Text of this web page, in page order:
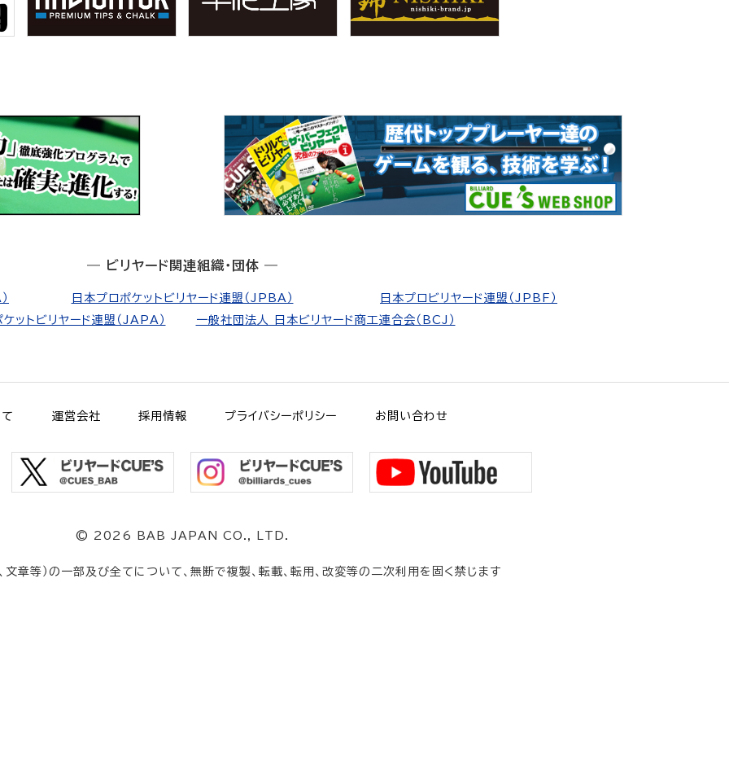
― ビリヤード関連組織・団体 ―
日本プロポケットビリヤード連盟（JPBA）
日本プロビリヤード連盟（JPBF）
ットビリヤード連盟（JAPA）
一般社団法人 日本ビリヤード商工連合会（BCJ）
運営会社 採用情報 プライバシーポリシー お問い合わせ
© 2026 BAB JAPAN CO., LTD.
文章等）の一部及び全てについて、無断で複製、転載、転用、改変等の二次利用を固く禁じます